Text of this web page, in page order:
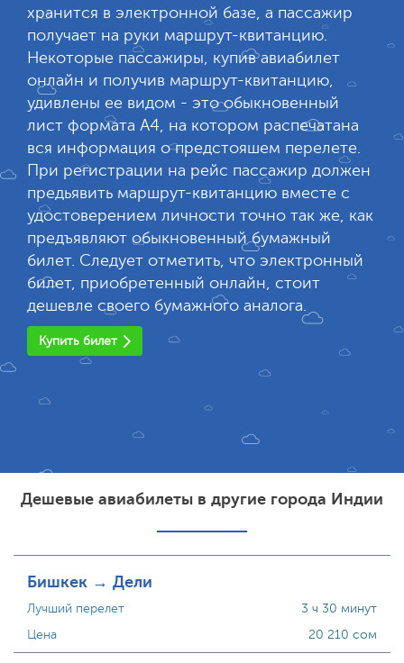
хранится в электронной базе, а пассажир
получает на руки маршрут-квитанцию.
Некоторые пассажиры, купив авиабилет
онлайн и получив маршрут-квитанцию,
удивлены ее видом - это обыкновенный
лист формата А4, на котором распечатана
вся информация о предстояшем перелете.
При регистрации на рейс пассажир должен
предьявить маршрут-квитанцию вместе с
удостоверением личности точно так же, как
предъявляют обыкновенный бумажный
билет. Следует отметить, что электронный
билет, приобретенный онлайн, стоит
дешевле своего бумажного аналога.
Купить билет
Дешевые авиабилеты в другие города Индии
Бишкек → Дели
Лучший перелет
Цена
3 ч 30 минут
20 210 сом